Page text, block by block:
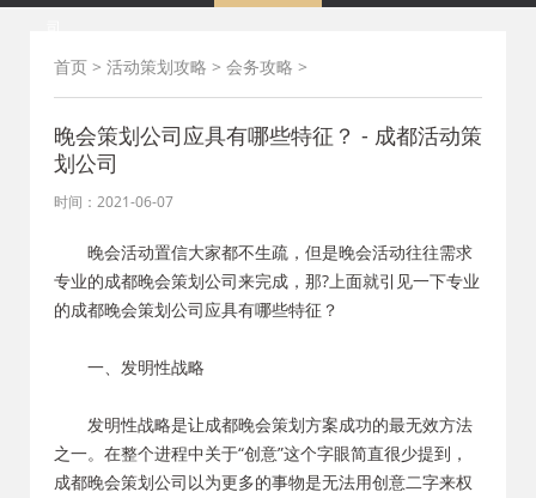
首页 > 活动策划攻略 > 会务攻略 >
晚会策划公司应具有哪些特征？ - 成都活动策
划公司
时间：2021-06-07
晚会活动置信大家都不生疏，但是晚会活动往往需求
专业的成都晚会策划公司来完成，那?上面就引见一下专业
的成都晚会策划公司应具有哪些特征？
一、发明性战略
发明性战略是让成都晚会策划方案成功的最无效方法
之一。在整个进程中关于“创意”这个字眼简直很少提到，
成都晚会策划公司以为更多的事物是无法用创意二字来权